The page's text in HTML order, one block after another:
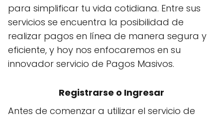
para simplificar tu vida cotidiana. Entre sus
servicios se encuentra la posibilidad de
realizar pagos en línea de manera segura y
eficiente, y hoy nos enfocaremos en su
innovador servicio de Pagos Masivos.
Registrarse o Ingresar
Antes de comenzar a utilizar el servicio de